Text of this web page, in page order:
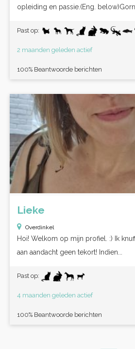
opleiding en passie.(Eng.
Past op:
2 maanden geleden actief
100% Beantwoorde berichten
Lieke
Overdinkel
Hoi! Welkom op mijn profiel. :) Ik
aan aandacht geen tekort! Indien...
Past op:
4 maanden geleden actief
100% Beantwoorde berichten